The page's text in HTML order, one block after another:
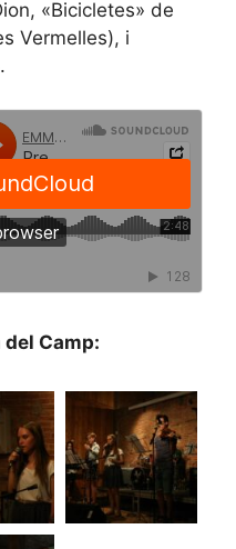
«Bicicletes» de
Vermelles), i
del Camp: